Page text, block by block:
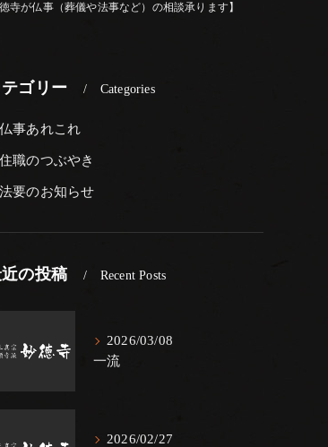
寺が仏事（葬儀や法事など）の相談承ります】
テゴリー Categories
仏事あれこれ
住職のつぶやき
法要のお知らせ
の投稿 Recent Posts
2026/03/08
一流
2026/02/27